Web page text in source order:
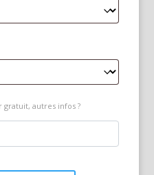
autres infos ?